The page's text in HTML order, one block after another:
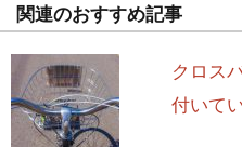
関連のおすすめ記事
クロス
付いて